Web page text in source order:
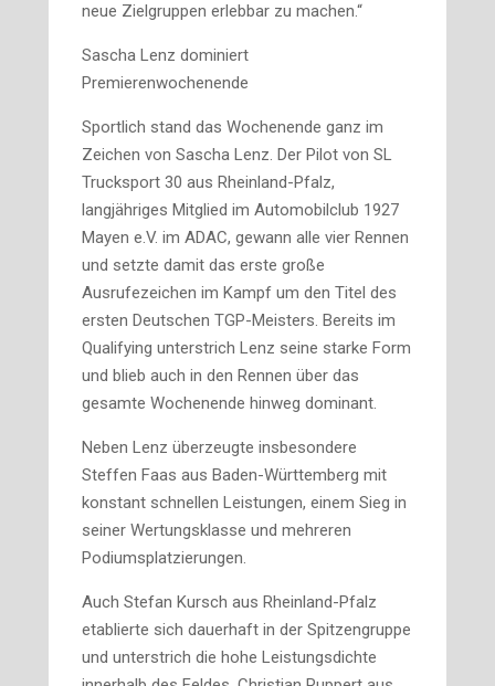
neue Zielgruppen erlebbar zu machen.“
Sascha Lenz dominiert
Premierenwochenende
Sportlich stand das Wochenende ganz im
Zeichen von Sascha Lenz. Der Pilot von SL
Trucksport 30 aus Rheinland-Pfalz,
langjähriges Mitglied im Automobilclub 1927
Mayen e.V. im ADAC, gewann alle vier Rennen
und setzte damit das erste große
Ausrufezeichen im Kampf um den Titel des
ersten Deutschen TGP-Meisters. Bereits im
Qualifying unterstrich Lenz seine starke Form
und blieb auch in den Rennen über das
gesamte Wochenende hinweg dominant.
Neben Lenz überzeugte insbesondere
Steffen Faas aus Baden-Württemberg mit
konstant schnellen Leistungen, einem Sieg in
seiner Wertungsklasse und mehreren
Podiumsplatzierungen.
Auch Stefan Kursch aus Rheinland-Pfalz
etablierte sich dauerhaft in der Spitzengruppe
und unterstrich die hohe Leistungsdichte